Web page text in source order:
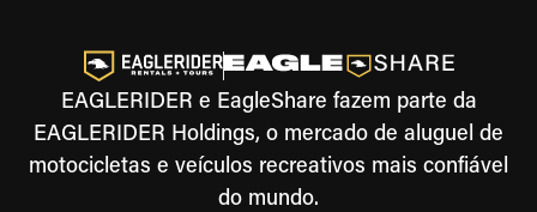
EAGLERIDER e EagleShare fazem parte da
EAGLERIDER Holdings, o mercado de aluguel de
motocicletas e veículos recreativos mais confiável
do mundo.